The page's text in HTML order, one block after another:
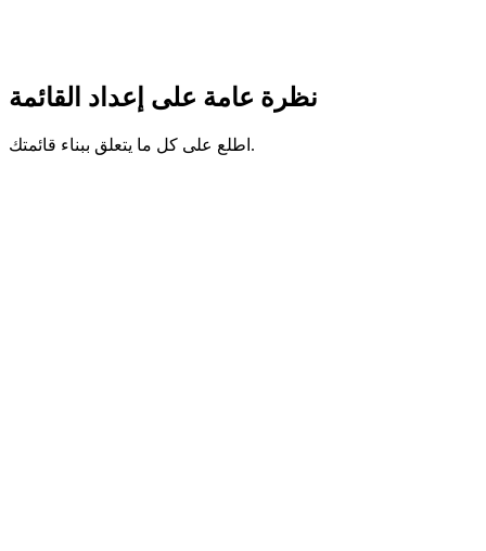
نظرة عامة على إعداد القائمة
اطلع على كل ما يتعلق ببناء قائمتك.